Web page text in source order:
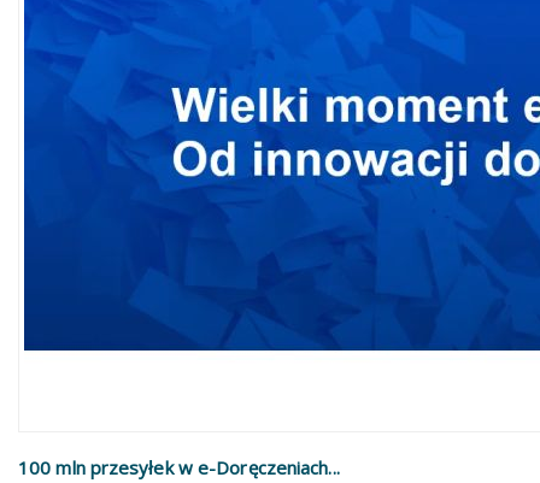
100 mln przesyłek w e-Doręczeniach...